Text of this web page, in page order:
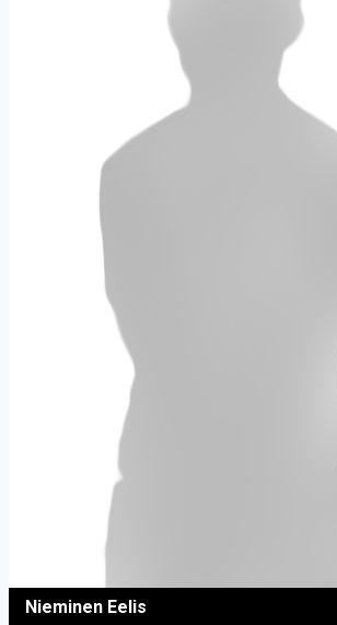
Nieminen Eelis